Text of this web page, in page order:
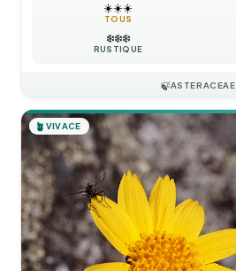
☀️☀️☀️
TOUS
❄️❄️❄️
RUSTIQUE
🍃ASTERACEAE
🪴 VIVACE